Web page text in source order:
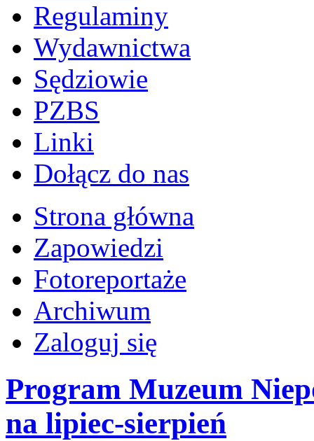
Regulaminy
Wydawnictwa
Sędziowie
PZBS
Linki
Dołącz do nas
Strona główna
Zapowiedzi
Fotoreportaże
Archiwum
Zaloguj się
Program Muzeum
na lipiec-sierpień